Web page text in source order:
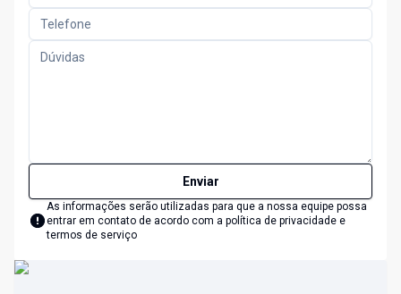
Enviar
As informações serão utilizadas para que a nossa equipe possa
entrar em contato de acordo com a política de privacidade e
termos de serviço